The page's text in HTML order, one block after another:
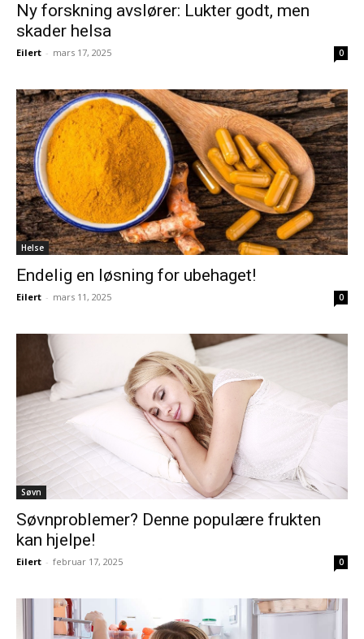
Ny forskning avslører: Lukter godt, men
skader helsa
Eilert - mars 17, 2025 0
Helse
Endelig en løsning for ubehaget!
Eilert - mars 11, 2025 0
Søvn
Søvnproblemer? Denne populære frukten
kan hjelpe!
Eilert - februar 17, 2025 0